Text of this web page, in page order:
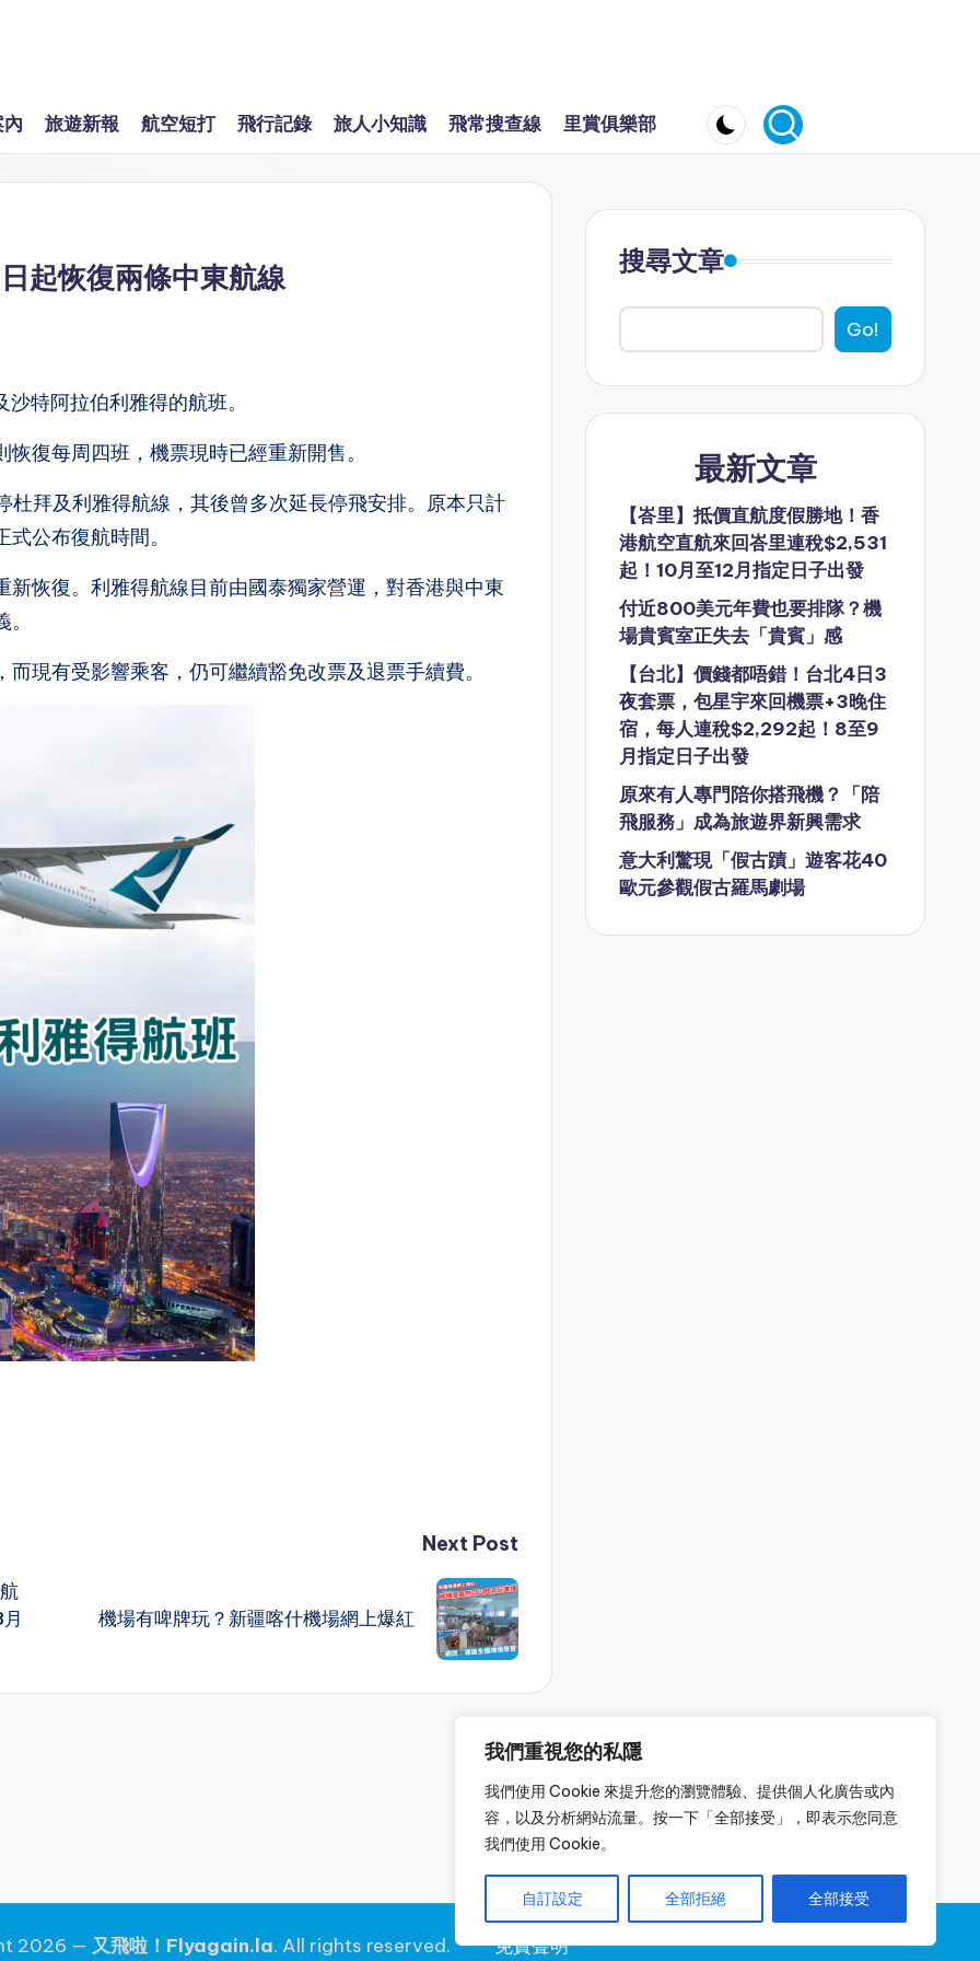
我們重視您的私隱
我們使用 Cookie 來提升您的瀏覽體驗、提供個人化廣告或內
容，以及分析網站流量。按一下「全部接受」，即表示您同意
我們使用 Cookie。
自訂設定 全部拒絕 全部接受
旅遊新報 航空短打 飛行記錄 旅人小知識 飛常搜查線 里賞俱樂部
起恢復兩條中東航線
特阿拉伯利雅得的航班。
復每周四班，機票現時已經重新開售。
杜拜及利雅得航線，其後曾多次延長停飛安排。原本只計
公布復航時間。
恢復。利雅得航線目前由國泰獨家營運，對香港與中東
現有受影響乘客，仍可繼續豁免改票及退票手續費。
Next Post
機場有啤牌玩？新疆喀什機場網上爆紅
搜尋文章
Go!
最新文章
【峇里】抵價直航度假勝地！香
港航空直航來回峇里連稅$2,531
起！10月至12月指定日子出發
付近800美元年費也要排隊？機
場貴賓室正失去「貴賓」感
【台北】價錢都唔錯！台北4日3
夜套票，包星宇來回機票+3晚住
宿，每人連稅$2,292起！8至9
月指定日子出發
原來有人專門陪你搭飛機？「陪
飛服務」成為旅遊界新興需求
意大利驚現「假古蹟」遊客花40
歐元參觀假古羅馬劇場
2026 — 又飛啦！Flyagain.la. All rights reserved. 免責聲明